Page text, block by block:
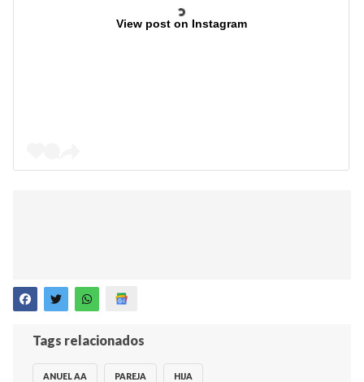
View post on Instagram
Tags relacionados
ANUEL AA PAREJA HIJA